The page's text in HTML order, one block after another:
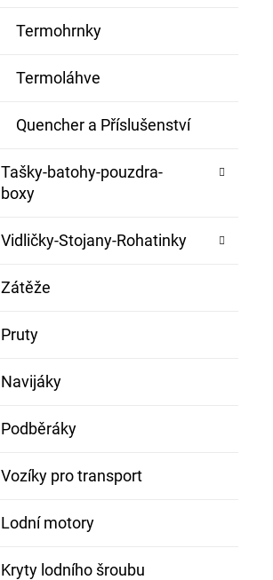
Termohrnky
Termoláhve
Quencher a Příslušenství
Tašky-batohy-pouzdra-
boxy
Vidličky-Stojany-Rohatinky
Zátěže
Pruty
Navijáky
Podběráky
Vozíky pro transport
Lodní motory
Kryty lodního šroubu